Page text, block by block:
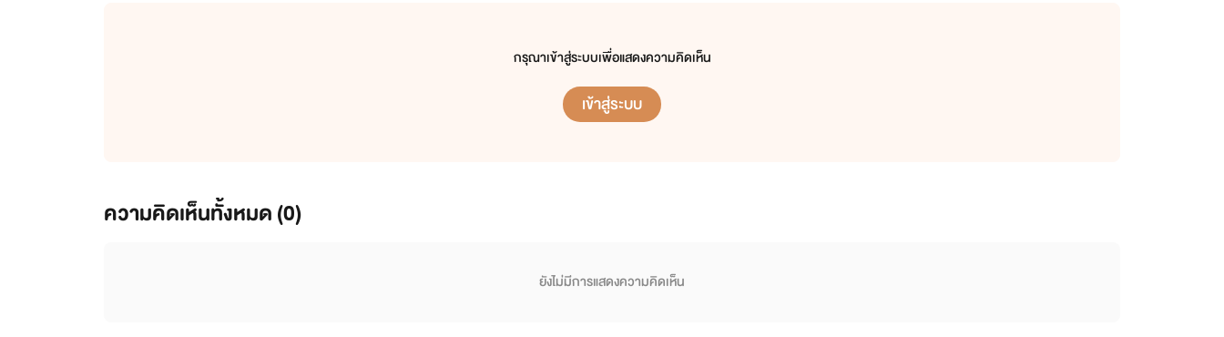
กรุณาเข้าสู่ระบบเพื่อแสดงความคิดเห็น
เข้าสู่ระบบ
ความคิดเห็นทั้งหมด (0)
ยังไม่มีการแสดงความคิดเห็น